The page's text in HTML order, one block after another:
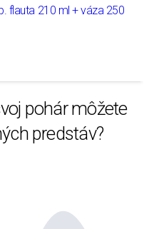
flauta 210 ml + váza 250
pohár môžete
predstáv?